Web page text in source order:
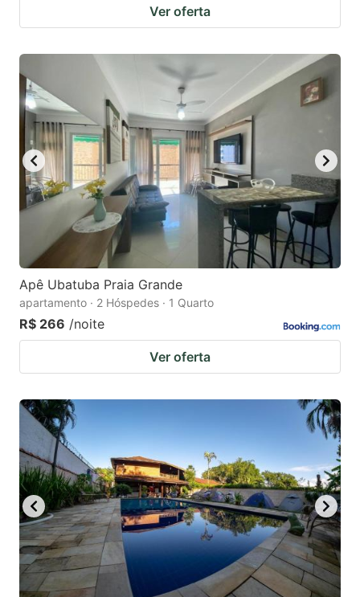
Ver oferta
Apê Ubatuba Praia Grande
apartamento · 2 Hóspedes · 1 Quarto
R$ 266 /noite
Ver oferta